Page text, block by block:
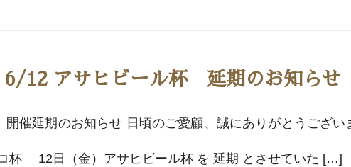
6/12 アサヒビール杯 延期のお知らせ
催延期のお知らせ 日頃のご愛顧、誠にありがとうござい
杯 12日（金）アサヒビール杯 を 延期 とさせていた […]